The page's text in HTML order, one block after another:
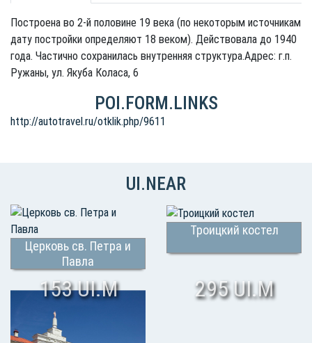
Построена во 2-й половине 19 века (по некоторым источникам
дату постройки определяют 18 веком). Действовала до 1940
года. Частично сохранилась внутренняя структура.Адрес: г.п.
Ружаны, ул. Якуба Коласа, 6
POI.FORM.LINKS
http://autotravel.ru/otklik.php/9611
UI.NEAR
Церковь св. Петра и
Павла
153 UI.M
Троицкий костел
295 UI.M